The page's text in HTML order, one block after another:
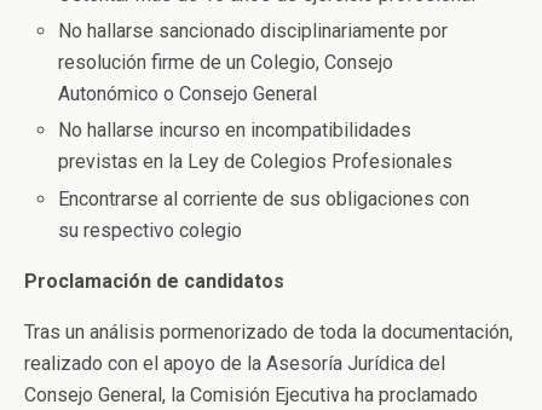
No hallarse sancionado disciplinariamente por
resolución firme de un Colegio, Consejo
Autonómico o Consejo General
No hallarse incurso en incompatibilidades
previstas en la Ley de Colegios Profesionales
Encontrarse al corriente de sus obligaciones con
su respectivo colegio
Proclamación de candidatos
Tras un análisis pormenorizado de toda la documentación,
realizado con el apoyo de la Asesoría Jurídica del
Consejo General, la Comisión Ejecutiva ha proclamado